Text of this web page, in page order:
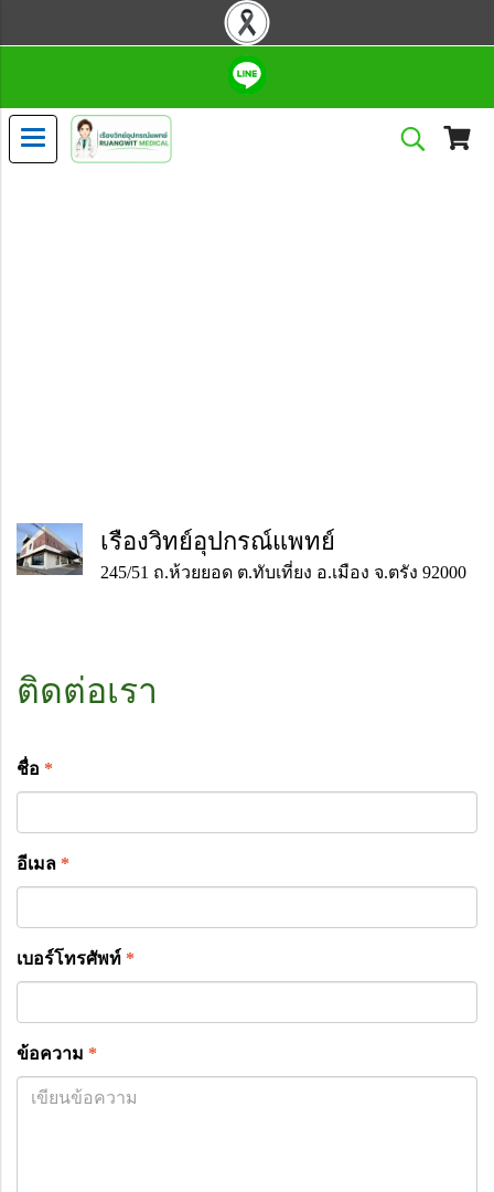
เรืองวิทย์อุปกรณ์แพทย์
245/51 ถ.ห้วยยอด ต.ทับเที่ยง อ.เมือง จ.ตรัง 92000
ติดต่อเรา
ชื่อ *
อีเมล *
เบอร์โทรศัพท์ *
ข้อความ *